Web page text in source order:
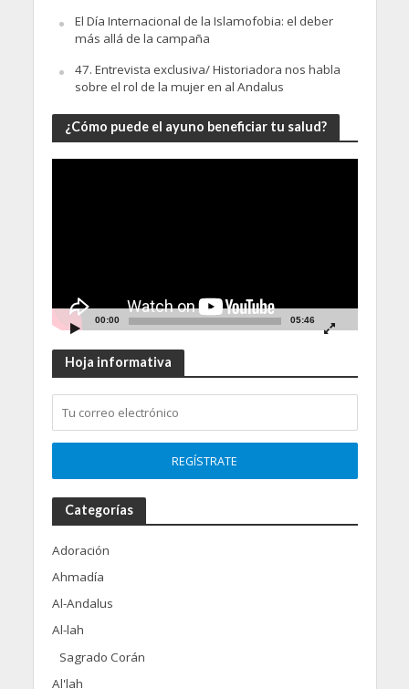
El Día Internacional de la Islamofobia: el deber
más allá de la campaña
47. Entrevista exclusiva/ Historiadora nos habla
sobre el rol de la mujer en al Andalus
¿Cómo puede el ayuno beneficiar tu salud?
00:00 05:46
Hoja informativa
Categorías
Adoración
Ahmadía
Al-Andalus
Al-lah
Sagrado Corán
Al'lah